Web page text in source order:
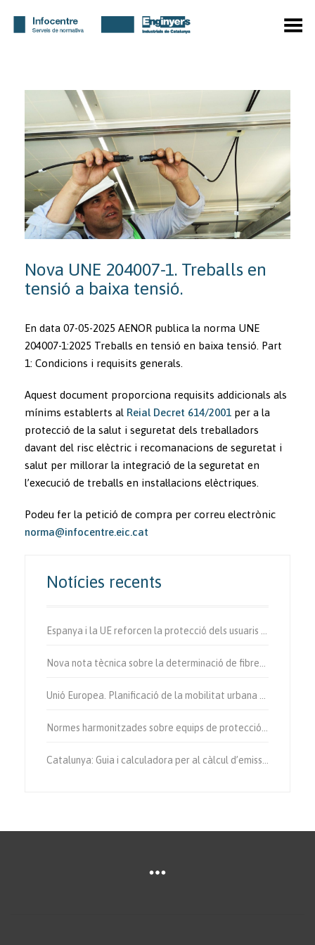
Toggle Menu
Nova UNE 204007-1. Treballs en
tensió a baixa tensió.
En data 07-05-2025 AENOR publica la norma UNE
204007-1:2025 Treballs en tensió en baixa tensió. Part
1: Condicions i requisits generals.
Aquest document proporciona requisits addicionals als
mínims establerts al Reial Decret 614/2001 per a la
protecció de la salut i seguretat dels treballadors
davant del risc elèctric i recomanacions de seguretat i
salut per millorar la integració de la seguretat en
l’execució de treballs en instal·lacions elèctriques.
Podeu fer la petició de compra per correu electrònic
norma@infocentre.eic.cat
Notícies recents
Espanya i la UE reforcen la protecció dels usuaris vulnerables de la via.
Nova nota tècnica sobre la determinació de fibres d’amiant a l’aire.
Unió Europea. Planificació de la mobilitat urbana sostenible.
Normes harmonitzades sobre equips de protecció individual.
Catalunya: Guia i calculadora per al càlcul d’emissions de gases amb efecte d’hivernacle.